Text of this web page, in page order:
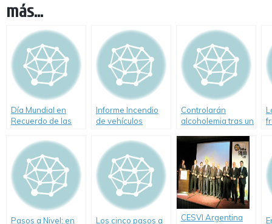
más...
Día Mundial en
Recuerdo de las
Accidentes de
Tránsito-Los
errores humanos
causan 9 de cada
10 siniestros viales
Informe Incendio
de vehículos
Controlarán
alcoholemia tras un
Pasos a Nivel: en
Los cinco pasos a
CESVI Argentina